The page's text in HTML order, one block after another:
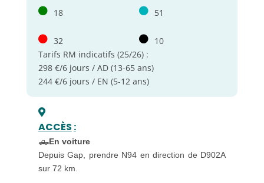
18
51
32
10
Tarifs RM indicatifs (25/26) :
298 €/6 jours / AD (13-65 ans)
244 €/6 jours / EN (5-12 ans)
ACCÈS :
🛻En voiture
Depuis Gap, prendre N94 en direction de D902A
sur 72 km.